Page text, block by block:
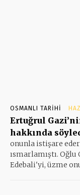
OSMANLI TARIHI
Ertuğrul
hakkında
onunla istişare
ısmarlamıştı. Oğlu
Edebali'yi, üzme